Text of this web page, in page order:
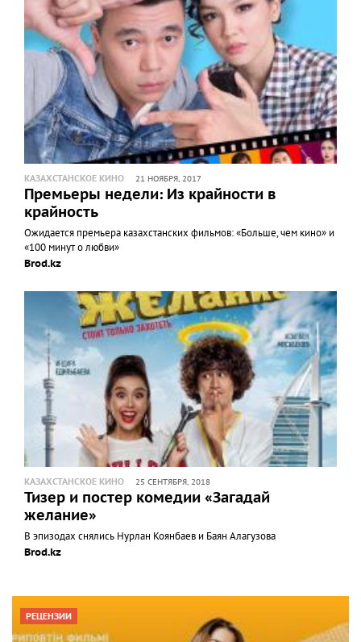
КАЗАХСТАНСКОЕ КИНО 21 НОЯБРЯ, 2017
Премьеры недели: Из крайности в
крайность
Ожидается премьера казахстанских фильмов: «Больше, чем кино» и
«100 минут о любви»
Brod.kz
КАЗАХСТАНСКОЕ КИНО 25 СЕНТЯБРЯ, 2018
Тизер и постер комедии «Загадай
желание»
В эпизодах снялись Нурлан Коянбаев и Баян Алагузова
Brod.kz
РЕЦЕНЗИИ